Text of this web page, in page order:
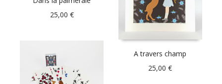
25,00 €
A travers champ
25,00€